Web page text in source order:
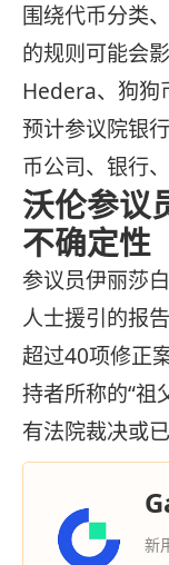
围绕代币分类
的规则可能会
Hedera、狗狗
预计参议院银
币公司、银行
沃伦参议
不确定性
参议员伊丽莎
人士援引的报
超过40项修正
持者所称的“祖
有法院裁决或
新